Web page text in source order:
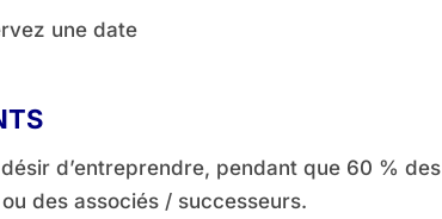
une date
d’entreprendre, pendant que 60 % des
des associés / successeurs.